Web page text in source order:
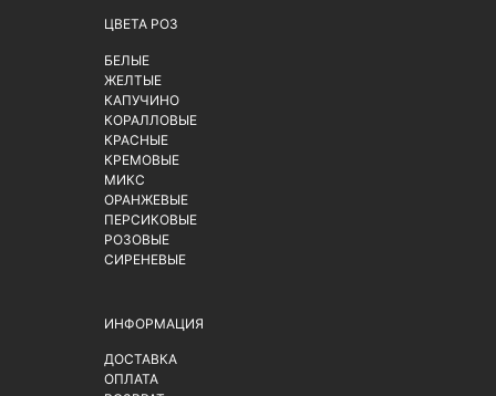
ЦВЕТА РОЗ
БЕЛЫЕ
ЖЕЛТЫЕ
КАПУЧИНО
КОРАЛЛОВЫЕ
КРАСНЫЕ
КРЕМОВЫЕ
МИКС
ОРАНЖЕВЫЕ
ПЕРСИКОВЫЕ
РОЗОВЫЕ
СИРЕНЕВЫЕ
ИНФОРМАЦИЯ
ДОСТАВКА
ОПЛАТА